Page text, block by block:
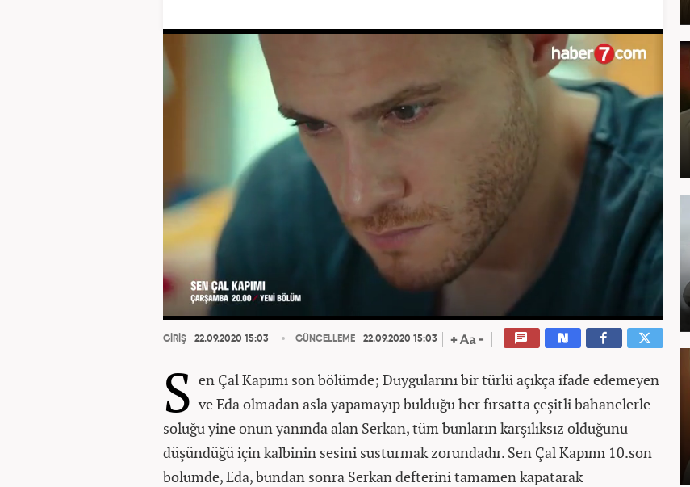
GİRİŞ 22.09.2020 15:03 GÜNCELLEME 22.09.2020 15:03
S en Çal Kapımı son bölümde; Duygularını bir türlü açıkça ifade edemeyen
ve Eda olmadan asla yapamayıp bulduğu her fırsatta çeşitli bahanelerle
soluğu yine onun yanında alan Serkan, tüm bunların karşılıksız olduğunu
düşündüğü için kalbinin sesini susturmak zorundadır. Sen Çal Kapımı 10.son
bölümde, Eda, bundan sonra Serkan defterini tamamen kapatarak